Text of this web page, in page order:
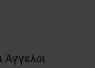
Άγγελοι